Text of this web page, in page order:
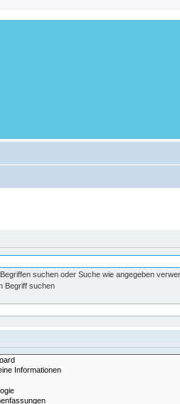
suchen oder Suche wie angegeben
Begriff suchen